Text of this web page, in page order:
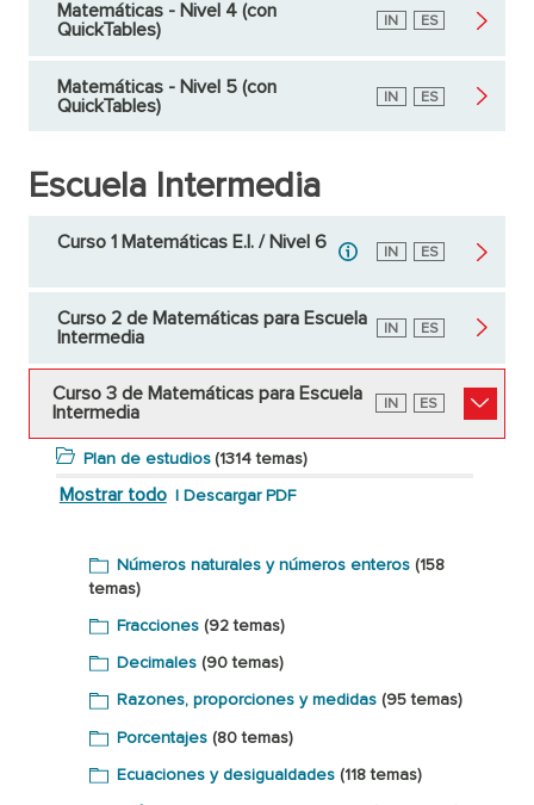
Matemáticas - Nivel 4 (con
QuickTables)
Inglés
IN Español
ES
Matemáticas - Nivel 5 (con
QuickTables)
Inglés
IN Español
ES
Escuela Intermedia
Curso 1 Matemáticas E.I. / Nivel 6
Inglés
IN Español
ES
Curso 2 de Matemáticas para Escuela
Intermedia
Inglés
IN Español
ES
Curso 3 de Matemáticas para Escuela
Intermedia
Inglés
IN Español
ES
Plan de estudios (1314 temas)
Mostrar todo Descargar PDF
Números naturales y números enteros (158
temas)
Fracciones (92 temas)
Decimales (90 temas)
Razones, proporciones y medidas (95 temas)
Porcentajes (80 temas)
Ecuaciones y desigualdades (118 temas)